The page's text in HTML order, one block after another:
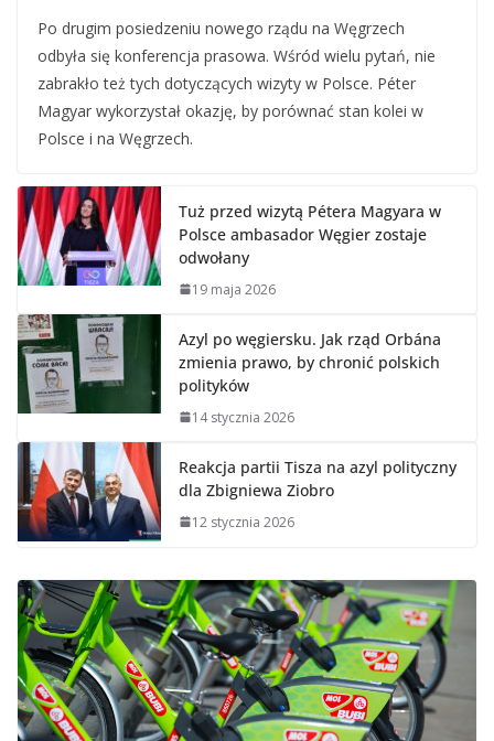
Po drugim posiedzeniu nowego rządu na Węgrzech
odbyła się konferencja prasowa. Wśród wielu pytań, nie
zabrakło też tych dotyczących wizyty w Polsce. Péter
Magyar wykorzystał okazję, by porównać stan kolei w
Polsce i na Węgrzech.
Tuż przed wizytą Pétera Magyara w
Polsce ambasador Węgier zostaje
odwołany
19 maja 2026
Azyl po węgiersku. Jak rząd Orbána
zmienia prawo, by chronić polskich
polityków
14 stycznia 2026
Reakcja partii Tisza na azyl polityczny
dla Zbigniewa Ziobro
12 stycznia 2026